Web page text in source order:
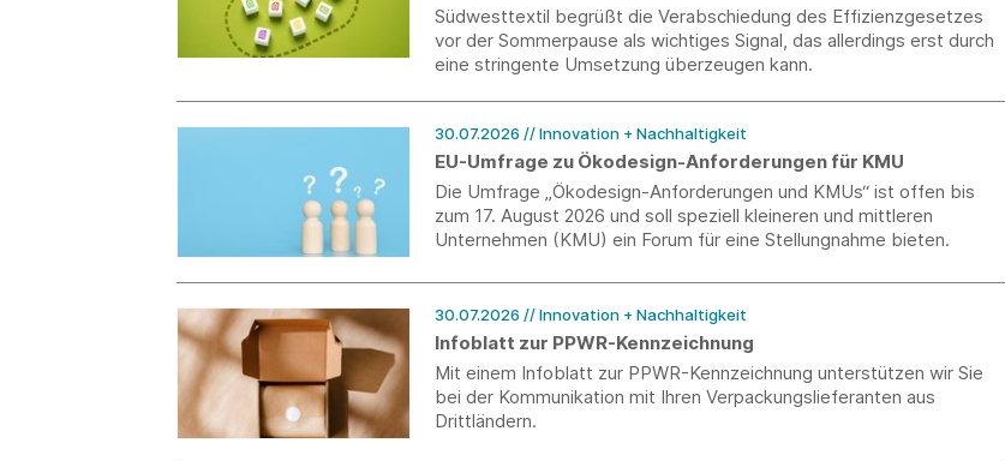
Südwesttextil begrüßt die Verabschiedung des Effizienzgesetzes
vor der Sommerpause als wichtiges Signal, das allerdings erst durch
eine stringente Umsetzung überzeugen kann.
30.07.2026 // Innovation + Nachhaltigkeit
EU-Umfrage zu Ökodesign-Anforderungen für KMU
Die Umfrage „Ökodesign-Anforderungen und KMUs“ ist offen bis
zum 17. August 2026 und soll speziell kleineren und mittleren
Unternehmen (KMU) ein Forum für eine Stellungnahme bieten.
30.07.2026 // Innovation + Nachhaltigkeit
Infoblatt zur PPWR-Kennzeichnung
Mit einem Infoblatt zur PPWR-Kennzeichnung unterstützen wir Sie
bei der Kommunikation mit Ihren Verpackungslieferanten aus
Drittländern.